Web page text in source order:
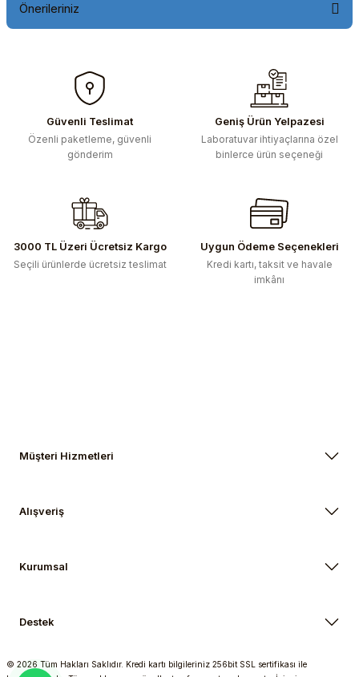
Önerileriniz
konularda yetersiz gördüğünüz noktaları öneri formunu
kullanarak tarafımıza iletebilirsiniz.
Görüş ve önerileriniz için teşekkür ederiz.
Ürün resmi kalitesiz, bozuk veya görüntülenemiyor.
Ürün fiyatı diğer sitelerden daha pahalı.
Bu ürüne benzer farklı alternatifler olmalı.
Güvenli Teslimat
Özenli paketleme, güvenli
gönderim
Geniş Ürün Yelpazesi
Laboratuvar ihtiyaçlarına özel
binlerce ürün seçeneği
3000 TL Üzeri Ücretsiz Kargo
Seçili ürünlerde ücretsiz teslimat
Uygun Ödeme Seçenekleri
Kredi kartı, taksit ve havale
imkânı
Müşteri Hizmetleri
Alışveriş
Kurumsal
Destek
© 2026 Tüm Hakları Saklıdır. Kredi kartı bilgileriniz 256bit SSL sertifikası ile